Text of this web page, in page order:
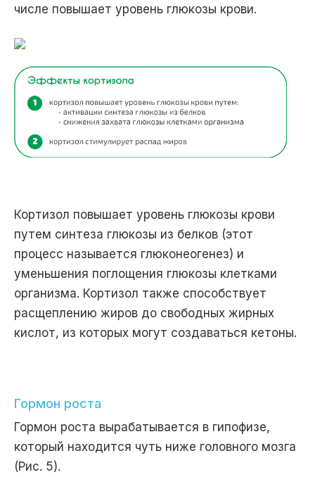
числе повышает уровень глюкозы крови.
Кортизол повышает уровень глюкозы крови
путем синтеза глюкозы из белков (этот
процесс называется глюконеогенез) и
уменьшения поглощения глюкозы клетками
организма. Кортизол также способствует
расщеплению жиров до свободных жирных
кислот, из которых могут создаваться кетоны.
Гормон роста
Гормон роста вырабатывается в гипофизе,
который находится чуть ниже головного мозга
(Рис. 5).